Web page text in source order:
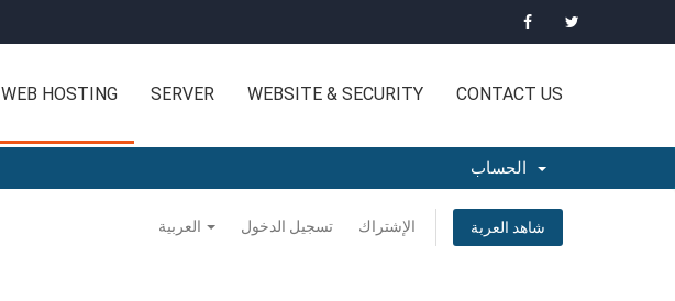
WEB HOSTING SERVER WEBSITE & SECURITY CONTACT US
تسجيل الدخول الإشتراك شاهد العربة